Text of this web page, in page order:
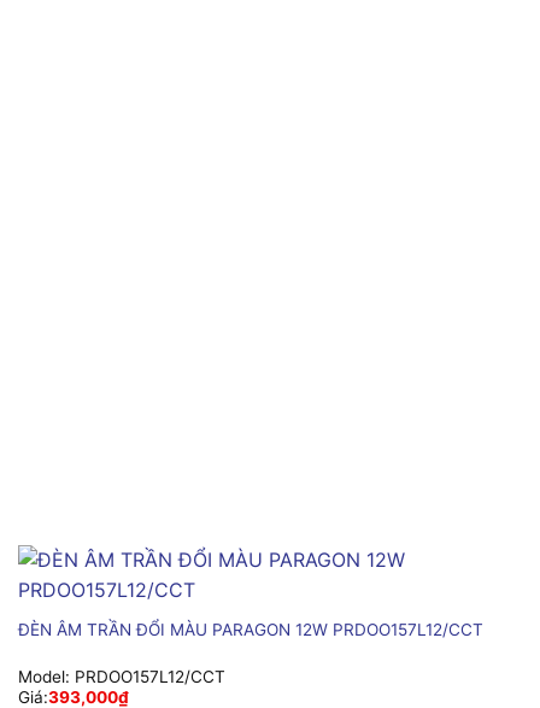
ĐÈN ÂM TRẦN ĐỔI MÀU PARAGON 12W PRDOO157L12/CCT
Model: PRDOO157L12/CCT
Giá:393,000₫